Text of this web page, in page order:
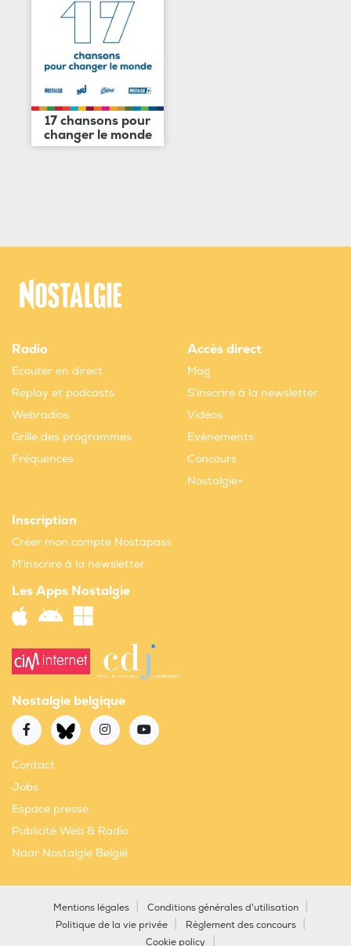
17 chansons pour
changer le monde
Radio
Ecouter en direct
Replay et podcasts
Webradios
Grille des programmes
Fréquences
Accès direct
Mag
S'inscrire à la newsletter
Vidéos
Evènements
Concours
Nostalgie+
Inscription
Créer mon compte Nostapass
M'inscrire à la newsletter
Les Apps Nostalgie
Nostalgie belgique
Contact
Jobs
Espace presse
Publicité Web & Radio
Naar Nostalgie België
Mentions légales
Conditions générales d'utilisation
Politique de la vie privée
Règlement des concours
Cookie policy